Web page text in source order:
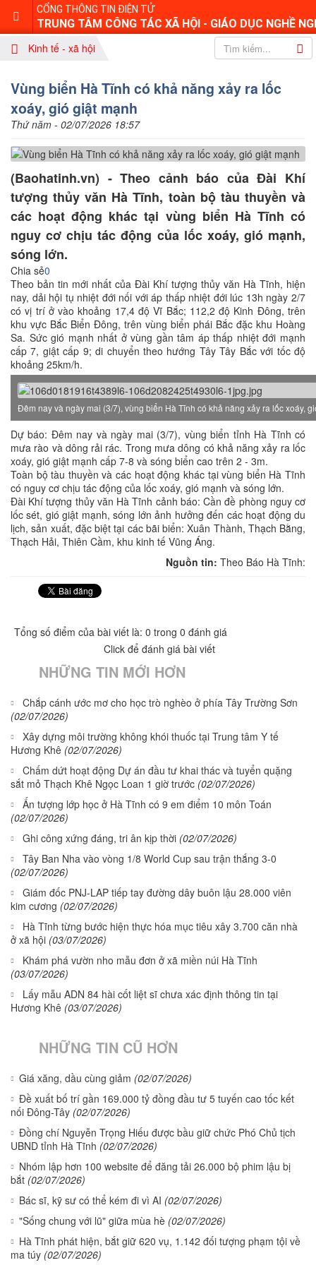
CỔNG THÔNG TIN ĐIỆN TỬ
TRUNG TÂM CÔNG TÁC XÃ HỘI - GIÁO DỤC NGHỀ
Kinh tế - xã hội
Vùng biển Hà Tĩnh có khả năng xảy ra lốc
xoáy, gió giật mạnh
Thứ năm - 02/07/2026 18:57
(Baohatinh.vn) - Theo cảnh báo của Đài Khí
tượng thủy văn Hà Tĩnh, toàn bộ tàu thuyền và
các hoạt động khác tại vùng biển Hà Tĩnh có
nguy cơ chịu tác động của lốc xoáy, gió mạnh,
sóng lớn.
Chia sẻ0
Theo bản tin mới nhất của Đài Khí tượng thủy văn Hà Tĩnh, hiện
nay, dải hội tụ nhiệt đới nối với áp thấp nhiệt đới lúc 13h ngày 2/7
có vị trí ở vào khoảng 17,4 độ Vĩ Bắc; 112,2 độ Kinh Đông, trên
khu vực Bắc Biển Đông, trên vùng biển phái Bắc đặc khu Hoàng
Sa. Sức gió mạnh nhất ở vùng gần tâm áp thấp nhiệt đới mạnh
cấp 7, giật cấp 9; di chuyển theo hướng Tây Tây Bắc với tốc độ
khoảng 25km/h.
Đêm nay và ngày mai (3/7), vùng biển Hà Tĩnh có khả năng xảy ra lốc xoáy,
Dự báo: Đêm nay và ngày mai (3/7), vùng biển tỉnh Hà Tĩnh có
mưa rào và dông rải rác. Trong mưa dông có khả năng xảy ra lốc
xoáy, gió giật mạnh cấp 7-8 và sóng biển cao trên 2 - 3m.
Toàn bộ tàu thuyền và các hoạt động khác tại vùng biển Hà Tĩnh
có nguy cơ chịu tác động của lốc xoáy, gió mạnh và sóng lớn.
Đài Khí tượng thủy văn Hà Tĩnh cảnh báo: Cần đề phòng nguy cơ
lốc sét, gió giật mạnh, sóng lớn ảnh hưởng đến các hoạt động du
lịch, sản xuất, đặc biệt tại các bãi biển: Xuân Thành, Thạch Bằng,
Thạch Hải, Thiên Cầm, khu kinh tế Vũng Áng.
Nguồn tin: Theo Báo Hà Tĩnh:
Tổng số điểm của bài viết là: 0 trong 0 đánh giá
Click để đánh giá bài viết
NHỮNG TIN MỚI HƠN
Chắp cánh ước mơ cho học trò nghèo ở phía Tây Trường Sơn
(02/07/2026)
Xây dựng môi trường không khói thuốc tại Trung tâm Y tế
Hương Khê (02/07/2026)
Chấm dứt hoạt động Dự án đầu tư khai thác và tuyển quặng
sắt mỏ Thạch Khê Ngọc Loan 1 giờ trước (02/07/2026)
Ấn tượng lớp học ở Hà Tĩnh có 9 em điểm 10 môn Toán
(02/07/2026)
Ghi công xứng đáng, tri ân kịp thời (02/07/2026)
Tây Ban Nha vào vòng 1/8 World Cup sau trận thắng 3-0
(02/07/2026)
Giám đốc PNJ-LAP tiếp tay đường dây buôn lậu 28.000 viên
kim cương (02/07/2026)
Hà Tĩnh từng bước hiện thực hóa mục tiêu xây 3.700 căn nhà
ở xã hội (03/07/2026)
Khám phá vườn nho mẫu đơn ở xã miền núi Hà Tĩnh
(03/07/2026)
Lấy mẫu ADN 84 hài cốt liệt sĩ chưa xác định thông tin tại
Hương Khê (03/07/2026)
NHỮNG TIN CŨ HƠN
Giá xăng, dầu cùng giảm (02/07/2026)
Đề xuất bố trí gần 169.000 tỷ đồng đầu tư 5 tuyến cao tốc kết
nối Đông-Tây (02/07/2026)
Đồng chí Nguyễn Trọng Hiếu được bầu giữ chức Phó Chủ tịch
UBND tỉnh Hà Tĩnh (02/07/2026)
Nhóm lập hơn 100 website để đăng tải 26.000 bộ phim lậu bị
bắt (02/07/2026)
Bác sĩ, kỹ sư có thể kém đi vì AI (02/07/2026)
"Sống chung với lũ" giữa mùa hè (02/07/2026)
Hà Tĩnh phát hiện, bắt giữ 620 vụ, 1.142 đối tượng phạm tội về
ma túy (02/07/2026)